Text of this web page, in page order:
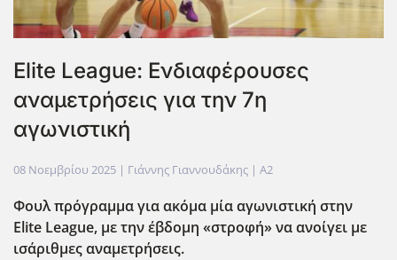
Elite League: Ενδιαφέρουσες
αναμετρήσεις για την 7η
αγωνιστική
08 Νοεμβρίου 2025 | Γιάννης Γιαννουδάκης | A2
Φουλ πρόγραμμα για ακόμα μία αγωνιστική στην
Elite League, με την έβδομη «στροφή» να ανοίγει με
ισάριθμες αναμετρήσεις.